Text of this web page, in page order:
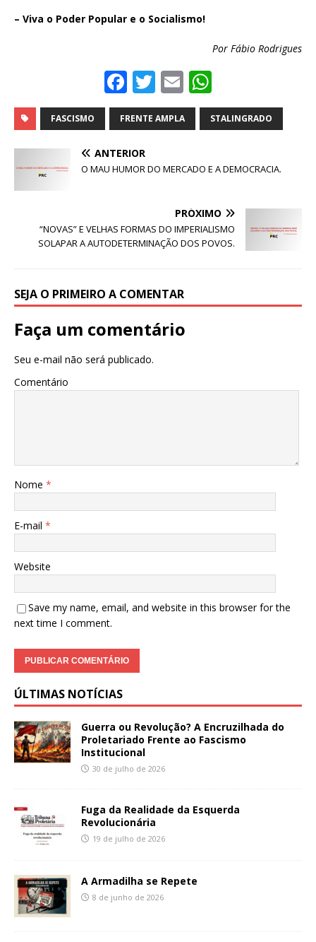
– Viva o Poder Popular e o Socialismo!
Por Fábio Rodrigues
F
a
c
e
b
k
T
w
it
r
E
m
ai
h
at
A
p
FASCISMO FRENTE AMPLA STALINGRADO
ANTERIOR
O MAU HUMOR DO MERCADO E A DEMOCRACIA.
PRÓXIMO
“NOVAS” E VELHAS FORMAS DO IMPERIALISMO
SOLAPAR A AUTODETERMINAÇÃO DOS POVOS.
SEJA O PRIMEIRO A COMENTAR
Faça um comentário
Seu e-mail não será publicado.
Comentário
Nome *
E-mail *
Website
Save my name, email, and website in this browser for the
next time I comment.
ÚLTIMAS NOTÍCIAS
Guerra ou Revolução? A Encruzilhada do
Proletariado Frente ao Fascismo
Institucional
30 de julho de 2026
Fuga da Realidade da Esquerda
Revolucionária
19 de julho de 2026
A Armadilha se Repete
8 de junho de 2026